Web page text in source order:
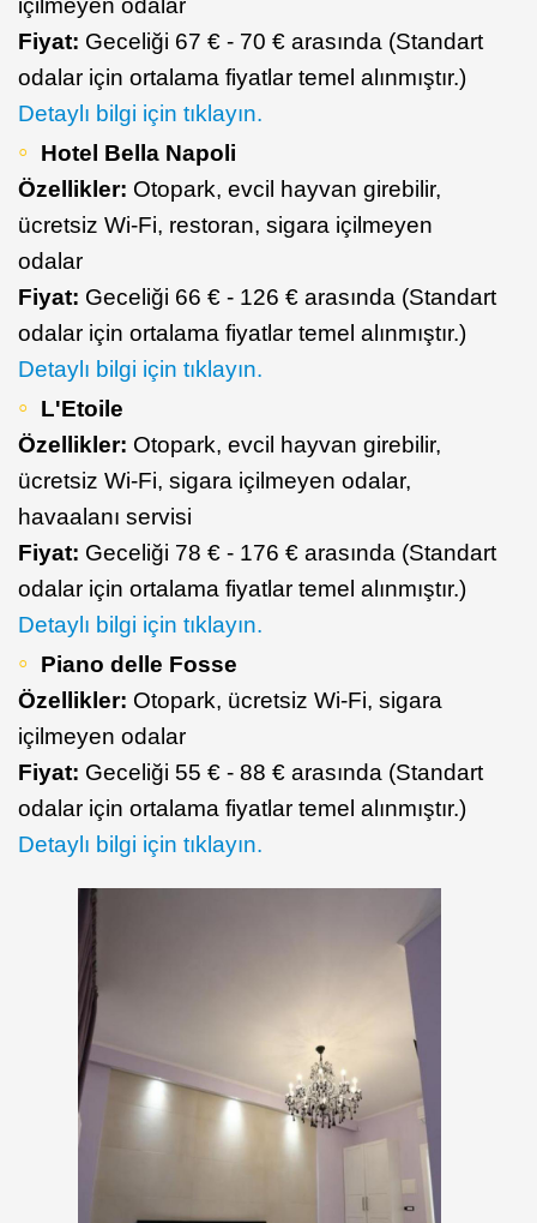
Fiyat: Geceliği 67 € - 70 € arasında (Standart
odalar için ortalama fiyatlar temel alınmıştır.)
Detaylı bilgi için tıklayın.
Hotel Bella Napoli
Özellikler: Otopark, evcil hayvan girebilir,
ücretsiz Wi-Fi, restoran, sigara içilmeyen
odalar
Fiyat: Geceliği 66 € - 126 € arasında (Standart
odalar için ortalama fiyatlar temel alınmıştır.)
Detaylı bilgi için tıklayın.
L'Etoile
Özellikler: Otopark, evcil hayvan girebilir,
ücretsiz Wi-Fi, sigara içilmeyen odalar,
havaalanı servisi
Fiyat: Geceliği 78 € - 176 € arasında (Standart
odalar için ortalama fiyatlar temel alınmıştır.)
Detaylı bilgi için tıklayın.
Piano delle Fosse
Özellikler: Otopark, ücretsiz Wi-Fi, sigara
içilmeyen odalar
Fiyat: Geceliği 55 € - 88 € arasında (Standart
odalar için ortalama fiyatlar temel alınmıştır.)
Detaylı bilgi için tıklayın.